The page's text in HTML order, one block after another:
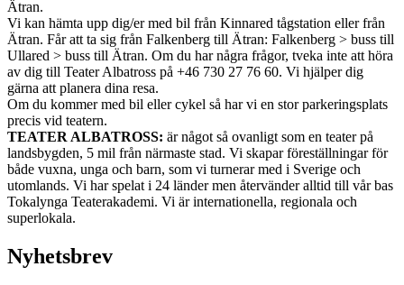
Ätran.
Vi kan hämta upp dig/er med bil från Kinnared tågstation eller från
Ätran. Får att ta sig från Falkenberg till Ätran: Falkenberg > buss till
Ullared > buss till Ätran. Om du har några frågor, tveka inte att höra
av dig till Teater Albatross på +46 730 27 76 60. Vi hjälper dig
gärna att planera dina resa.
Om du kommer med bil eller cykel så har vi en stor parkeringsplats
precis vid teatern.
TEATER ALBATROSS: är något så ovanligt som en teater på
landsbygden, 5 mil från närmaste stad. Vi skapar föreställningar för
både vuxna, unga och barn, som vi turnerar med i Sverige och
utomlands. Vi har spelat i 24 länder men återvänder alltid till vår bas
Tokalynga Teaterakademi. Vi är internationella, regionala och
superlokala.
Nyhetsbrev